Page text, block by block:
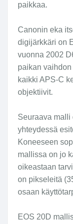
paikkaa.
Canonin eka
digijärkkäri on
vuonna 2002
paikan
kaikki APS-C
objektiivit.
Seuraava malli
yhteydessä
Koneeseen
mallissa on jo
oikeastaan
on pikseleitä
osaan
EOS 20D